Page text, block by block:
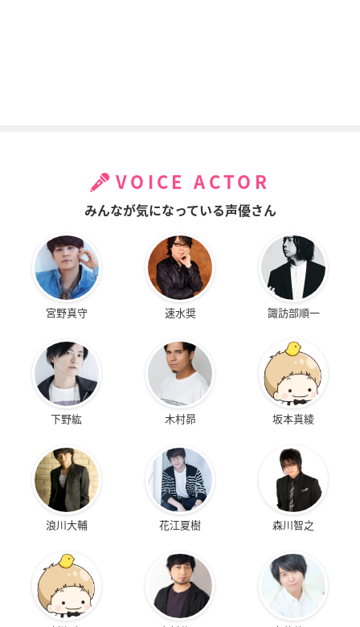
VOICE ACTOR
みんなが気になっている声優さん
宮野真守 速水奨 諏訪部順一
下野紘 木村昴 坂本真綾
浪川大輔 花江夏樹 森川智之